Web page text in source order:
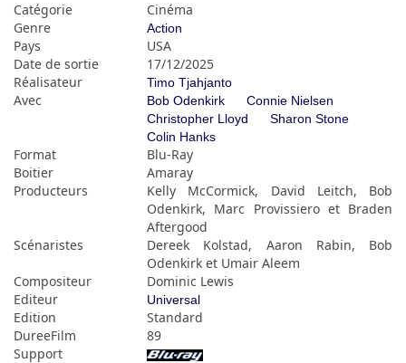
Catégorie
Cinéma
Genre
Action
Pays
USA
Date de sortie
17/12/2025
Réalisateur
Timo Tjahjanto
Avec Bob Odenkirk
Connie Nielsen
Christopher Lloyd
Sharon Stone
Colin Hanks
Format
Blu-Ray
Boitier
Amaray
Producteurs
Kelly McCormick, David Leitch, Bob
Odenkirk, Marc Provissiero et Braden
Aftergood
Scénaristes
Dereek Kolstad, Aaron Rabin, Bob
Odenkirk et Umair Aleem
Compositeur
Dominic Lewis
Editeur
Universal
Edition
Standard
DureeFilm
89
Support